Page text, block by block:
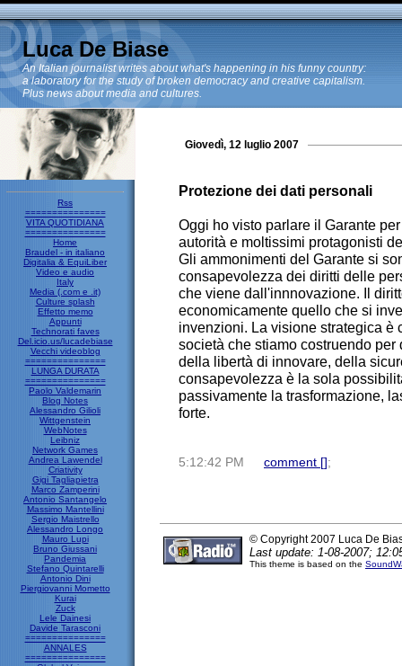
Luca De Biase
An Italian journalist writes about what's happening in his funny country:
a laboratory for the study of broken democracy and creative capitalism.
Plus news about media and cultures.
Rss
===============
VITA QUOTIDIANA
===============
Home
Braudel - in italiano
Digitalia & EquiLiber
Video e audio
Italy
Media (.com e .it)
Culture splash
Effetto memo
Appunti
Technorati faves
Del.icio.us/lucadebiase
Vecchi videoblog
===============
LUNGA DURATA
===============
Paolo Valdemarin
Blog Notes
Alessandro Gilioli
Wittgenstein
WebNotes
Leibniz
Network Games
Andrea Lawendel
Criativity
Gigi Tagliapietra
Marco Zamperini
Antonio Santangelo
Massimo Mantellini
Sergio Maistrello
Alessandro Longo
Mauro Lupi
Bruno Giussani
Pandemia
Stefano Quintarelli
Antonio Dini
Piergiovanni Mometto
Kurai
Zuck
Lele Dainesi
Davide Tarasconi
===============
ANNALES
===============
Giovedì, 12 luglio 2007
Protezione dei dati personali
Oggi ho visto parlare il Garante
autorità e moltissimi protagonisti
Gli ammonimenti del Garante si
consapevolezza dei diritti delle
che viene dall'innnovazione. Il
economicamente quello che si
invenzioni. La visione strategica è
società che stiamo costruendo
della libertà di innovare, della
consapevolezza è la sola
passivamente la trasformazione,
forte.
5:12:42 PM comment [] ;
© Copyright 2007 Luca De
Last update: 1-08-2007;
This theme is based on the